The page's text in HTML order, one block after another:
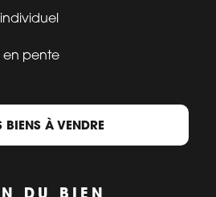
en pente
À VENDRE
DU BIEN